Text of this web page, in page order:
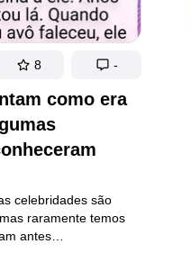
como era
celebridades são
raramente temos
antes
8 -